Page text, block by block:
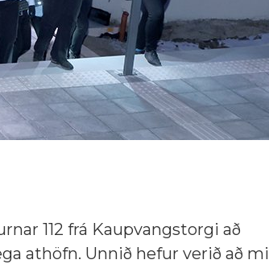
112 frá Kaupvangstorgi að
athöfn. Unnið hefur verið að